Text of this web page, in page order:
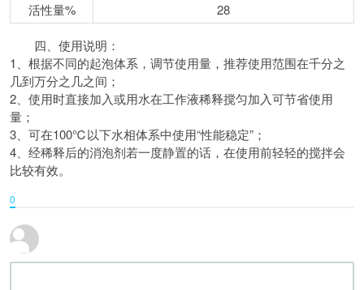
活性量%
28
四、使用说明：
1、根据不同的起泡体系，调节使用量，推荐使用范围在千分之
几到万分之几之间；
2、使用时直接加入或用水在工作液稀释搅匀加入可节省使用
量；
3、可在100℃以下水相体系中使用“性能稳定”；
4、经稀释后的消泡剂若一度静置的话，在使用前轻轻的搅拌会
比较有效。
0